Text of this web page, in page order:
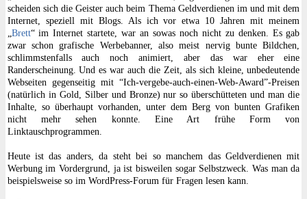
scheiden sich die Geister auch beim Thema Geldverdienen im und mit dem
Internet, speziell mit Blogs. Als ich vor etwa 10 Jahren mit meinem
Brett“ im Internet startete, war an sowas noch nicht zu denken. Es gab
zwar schon grafische Werbebanner, also meist nervig bunte Bildchen,
schlimmstenfalls auch noch animiert, aber das war eher eine
Randerscheinung. Und es war auch die Zeit, als sich kleine, unbedeutende
Webseiten gegenseitig mit “Ich-vergebe-auch-einen-Web-Award”-Preisen
(natürlich in Gold, Silber und Bronze) nur so überschütteten und man die
Inhalte, so überhaupt vorhanden, unter dem Berg von bunten Grafiken
nicht mehr sehen konnte. Eine Art frühe Form von
Linktauschprogrammen.
Heute ist das anders, da steht bei so manchem das Geldverdienen mit
Werbung im Vordergrund, ja ist bisweilen sogar Selbstzweck. Was man da
beispielsweise so im WordPress-Forum für Fragen lesen kann.